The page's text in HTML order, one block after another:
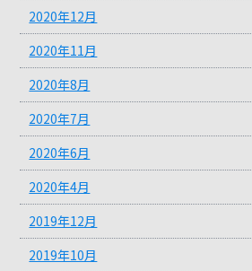
2020年12月
2020年11月
2020年8月
2020年7月
2020年6月
2020年4月
2019年12月
2019年10月